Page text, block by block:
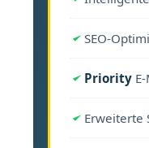
SEO-
PriorityE-
Erweiterte